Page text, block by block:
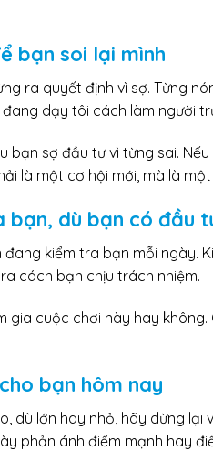
bạn soi lại mình
ra quyết định vì sợ. Từng
dạy tôi cách làm người
bạn sợ đầu tư vì từng sai.
là một cơ hội mới, mà là
dù bạn có đầu
kiểm tra bạn mỗi ngày.
cách bạn chịu trách nhiệm.
gia cuộc chơi này hay
bạn hôm nay
dù lớn hay nhỏ, hãy dừng
phản ánh điểm mạnh hay